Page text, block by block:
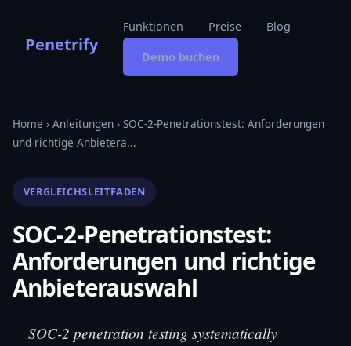
Penetrify
Funktionen Preise Blog
Demo buchen
Home › Anleitungen › SOC-2-Penetrationstest: Anforderungen
und richtige Anbietera...
VERGLEICHSLEITFADEN
SOC-2-Penetrationstest:
Anforderungen und richtige
Anbieterauswahl
SOC-2 penetration testing systematically